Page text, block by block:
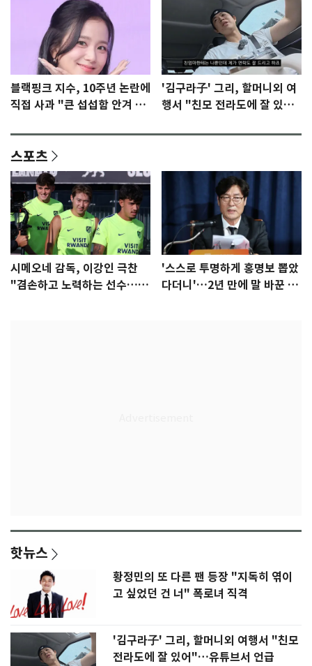
블랙핑크 지수, 10주년 논란에
직접 사과 "큰 섭섭함 안겨 미
'김구라子' 그리, 할머니외 여
행서 "친모 전라도에 잘 있
스포츠
시메오네 감독, 이강인 극찬
"겸손하고 노력하는 선수…좋
'스스로 투명하게 홍명보 뽑았
다더니'…2년 만에 말 바꾼 이
핫뉴스
황정민의 또 다른 팬 등장 "지독히 엮이
고 싶었던 건 너" 폭로녀 직격
'김구라子' 그리, 할머니외 여행서 "친모
전라도에 잘 있어"…유튜브서 언급